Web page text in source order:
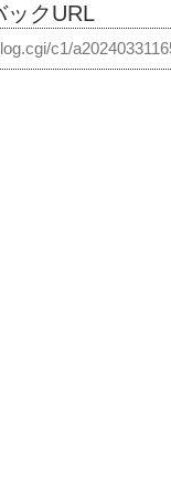
ックURL
c1/